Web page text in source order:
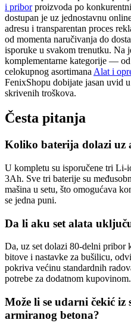
i priborproizvoda po
dostupan je uz jednostavnu
adresu i transparentan proces
od momenta naručivanja do
isporuke u svakom trenutku. Na
komplementarne kategorije — od
celokupnog asortimana Alat i
FenixShopu dobijate jasan uvid
skrivenih troškova.
Česta pitanja
Koliko baterija dolazi uz
U kompletu su isporučene tri Li-
3Ah. Sve tri baterije su
mašina u setu, što omogućava
se jedna puni.
Da li aku set alata
Da, uz set dolazi 80-delni pribor
bitove i nastavke za bušilicu,
pokriva većinu standardnih
potrebe za dodatnom kupovinom.
Može li se udarni čekić iz
armiranog betona?